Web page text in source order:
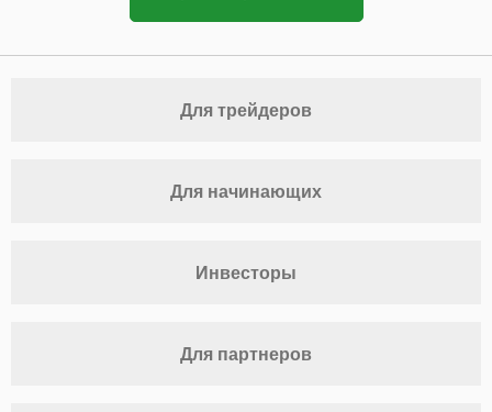
Для трейдеров
Для начинающих
Инвесторы
Для партнеров